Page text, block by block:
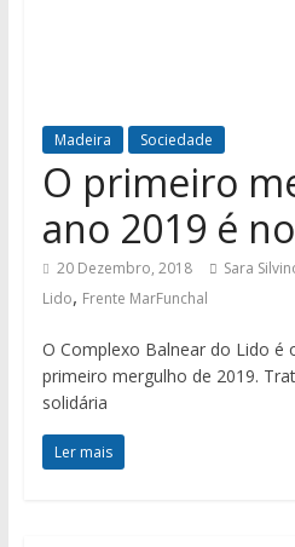
Madeira Sociedade
O primeiro
ano 2019 é
20 Dezembro, 2018 Sara
Lido, Frente MarFunchal
O Complexo Balnear do Lido é
primeiro mergulho de 2019.
solidária
Ler mais